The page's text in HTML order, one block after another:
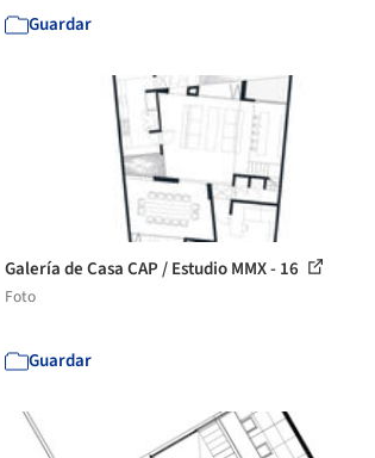
Guardar
Galería de Casa CAP / Estudio MMX - 16
Foto
Guardar